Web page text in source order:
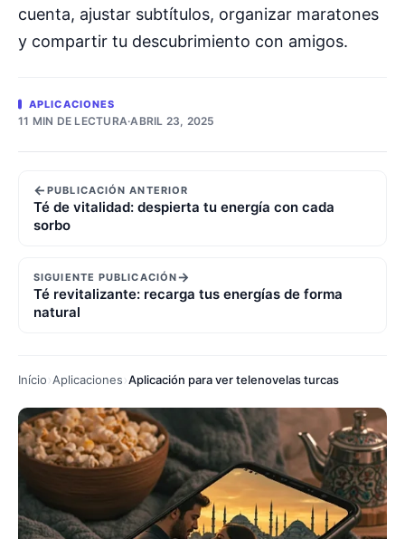
cuenta, ajustar subtítulos, organizar maratones
y compartir tu descubrimiento con amigos.
APLICACIONES
11 MIN DE LECTURA·ABRIL 23, 2025
←PUBLICACIÓN ANTERIOR
Té de vitalidad: despierta tu energía con cada
sorbo
SIGUIENTE PUBLICACIÓN→
Té revitalizante: recarga tus energías de forma
natural
Início Aplicaciones Aplicación para ver telenovelas turcas